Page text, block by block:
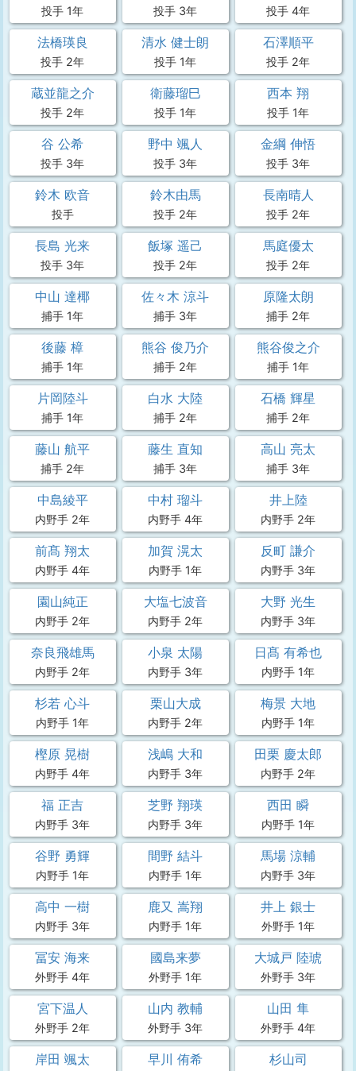
投手 1年 投手 3年 投手 4年
法橋瑛良
投手 2年
清水 健士朗
投手 1年
石澤順平
投手 2年
蔵並龍之介
投手 2年
衛藤瑠巳
投手 1年
西本 翔
投手 1年
谷 公希
投手 3年
野中 颯人
投手 3年
金綱 伸悟
投手 3年
鈴木 欧音
投手
鈴木由馬
投手 2年
長南晴人
投手 2年
長島 光来
投手 3年
飯塚 遥己
投手 2年
馬庭優太
投手 2年
中山 達椰
捕手 1年
佐々木 涼斗
捕手 3年
原隆太朗
捕手 2年
後藤 樟
捕手 1年
熊谷 俊乃介
捕手 2年
熊谷俊之介
捕手 1年
片岡陸斗
捕手 1年
白水 大陸
捕手 2年
石橋 輝星
捕手 2年
藤山 航平
捕手 2年
藤生 直知
捕手 3年
高山 亮太
捕手 3年
中島綾平
内野手 2年
中村 瑠斗
内野手 4年
井上陸
内野手 2年
前髙 翔太
内野手 4年
加賀 滉太
内野手 1年
反町 謙介
内野手 3年
園山純正
内野手 2年
大塩七波音
内野手 2年
大野 光生
内野手 3年
奈良飛雄馬
内野手 2年
小泉 太陽
内野手 3年
日髙 有希也
内野手 1年
杉若 心斗
内野手 1年
栗山大成
内野手 2年
梅景 大地
内野手 1年
樫原 晃樹
内野手 4年
浅嶋 大和
内野手 3年
田栗 慶太郎
内野手 2年
福 正吉
内野手 3年
芝野 翔瑛
内野手 3年
西田 瞬
内野手 1年
谷野 勇輝
内野手 1年
間野 結斗
内野手 1年
馬場 涼輔
内野手 3年
高中 一樹
内野手 3年
鹿又 嵩翔
内野手 1年
井上 銀士
外野手 1年
冨安 海来
外野手 4年
國島来夢
外野手 1年
大城戸 陸琥
外野手 3年
宮下温人
外野手 2年
山内 教輔
外野手 3年
山田 隼
外野手 4年
岸田 颯太 早川 侑希 杉山司